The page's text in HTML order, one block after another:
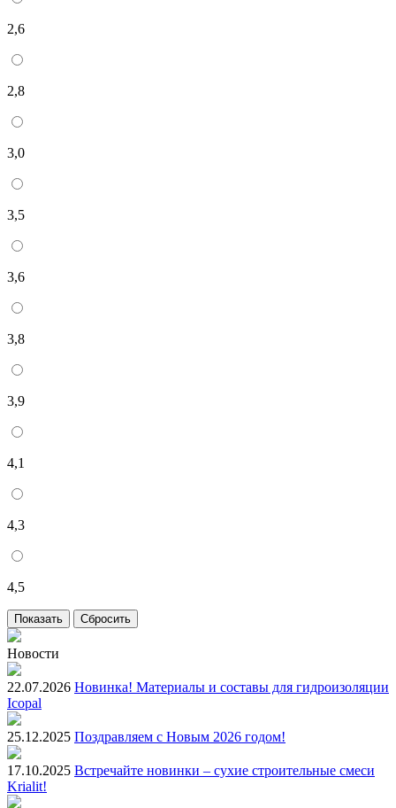
2,6
2,8
3,0
3,5
3,6
3,8
3,9
4,1
4,3
4,5
Новости
22.07.2026 Новинка! Материалы и составы для гидроизоляции
Icopal
25.12.2025 Поздравляем с Новым 2026 годом!
17.10.2025 Встречайте новинки – сухие строительные смеси
Krialit!